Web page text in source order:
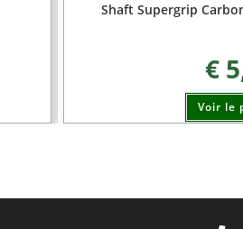
Shaft Supergrip
€
Voir le